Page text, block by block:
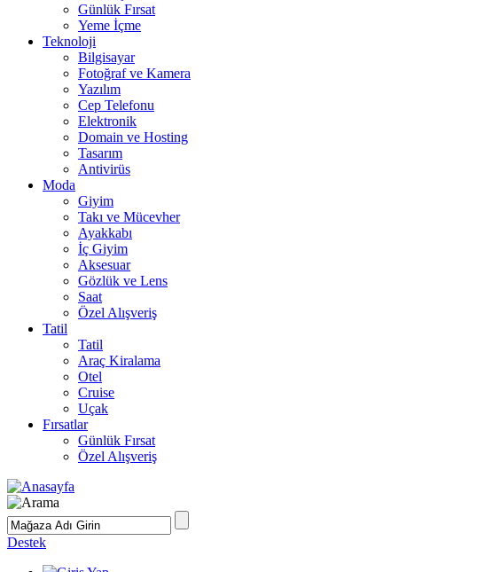
Günlük Fırsat
Yeme İçme
Teknoloji
Bilgisayar
Fotoğraf ve Kamera
Yazılım
Cep Telefonu
Elektronik
Domain ve Hosting
Tasarım
Antivirüs
Moda
Giyim
Takı ve Mücevher
Ayakkabı
İç Giyim
Aksesuar
Gözlük ve Lens
Saat
Özel Alışveriş
Tatil
Tatil
Araç Kiralama
Otel
Cruise
Uçak
Fırsatlar
Günlük Fırsat
Özel Alışveriş
Destek